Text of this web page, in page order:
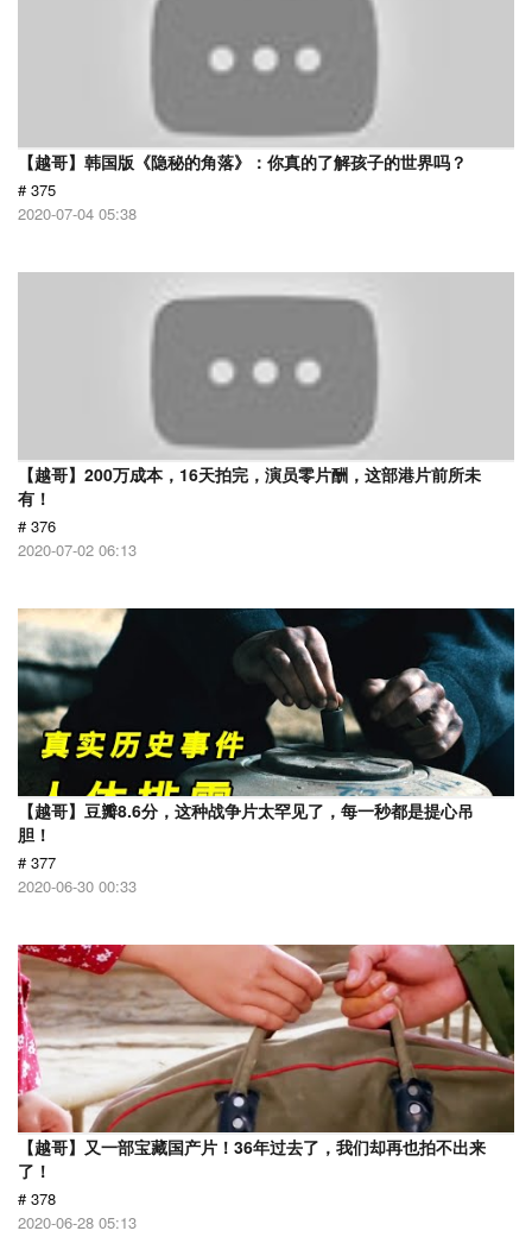
【越哥】韩国版《隐秘的角落》：你真的了解孩子的世界吗？
# 375
2020-07-04 05:38
【越哥】200万成本，16天拍完，演员零片酬，这部港片前所未
有！
# 376
2020-07-02 06:13
【越哥】豆瓣8.6分，这种战争片太罕见了，每一秒都是提心吊
胆！
# 377
2020-06-30 00:33
【越哥】又一部宝藏国产片！36年过去了，我们却再也拍不出来
了！
# 378
2020-06-28 05:13